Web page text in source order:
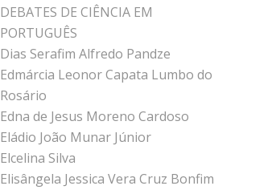
DEBATES DE CIÊNCIA EM
PORTUGUÊS
Dias Serafim Alfredo Pandze
Edmárcia Leonor Capata Lumbo do
Rosário
Edna de Jesus Moreno Cardoso
Eládio João Munar Júnior
Elcelina Silva
Elisângela Jessica Vera Cruz Bonfim